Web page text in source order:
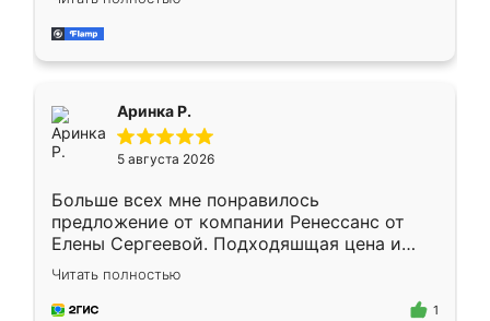
делу со всей ответственностью. Собрали
за день, ребята работали аккуратно, даже
Аринка Р.
5 августа 2026
Больше всех мне понравилось
предложение от компании Ренессанс от
Елены Сергеевой. Подходяшщая цена и
короткие сроки изготовления. Приехавший
для замера сотрудник Владислав
предложил по моему эскизу самый
Читать полностью
1